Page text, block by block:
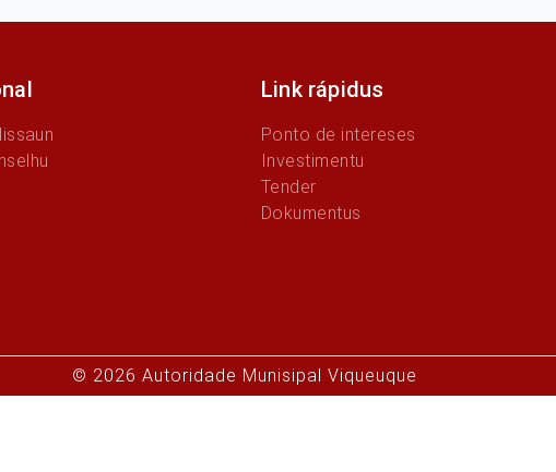
Link rápidus
Ponto de intereses
Investimentu
Tender
Dokumentus
© 2026 Autoridade Munisipal Viqueuque